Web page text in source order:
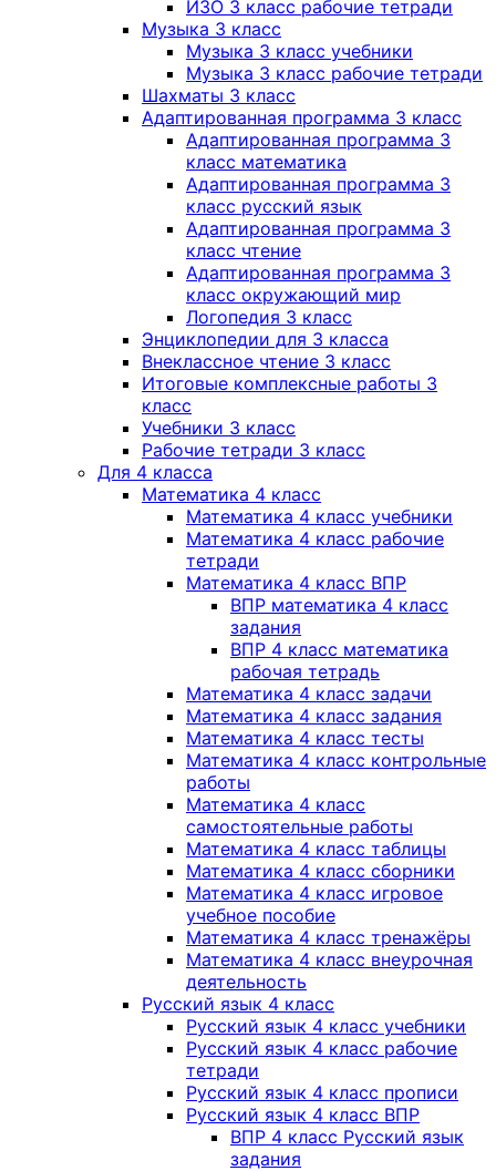
ИЗО 3 класс рабочие тетради
Музыка 3 класс
Музыка 3 класс учебники
Музыка 3 класс рабочие тетради
Шахматы 3 класс
Адаптированная программа 3 класс
Адаптированная программа 3
класс математика
Адаптированная программа 3
класс русский язык
Адаптированная программа 3
класс чтение
Адаптированная программа 3
класс окружающий мир
Логопедия 3 класс
Энциклопедии для 3 класса
Внеклассное чтение 3 класс
Итоговые комплексные работы 3
класс
Учебники 3 класс
Рабочие тетради 3 класс
Для 4 класса
Математика 4 класс
Математика 4 класс учебники
Математика 4 класс рабочие
тетради
Математика 4 класс ВПР
ВПР математика 4 класс
задания
ВПР 4 класс математика
рабочая тетрадь
Математика 4 класс задачи
Математика 4 класс задания
Математика 4 класс тесты
Математика 4 класс контрольные
работы
Математика 4 класс
самостоятельные работы
Математика 4 класс таблицы
Математика 4 класс сборники
Математика 4 класс игровое
учебное пособие
Математика 4 класс тренажёры
Математика 4 класс внеурочная
деятельность
Русский язык 4 класс
Русский язык 4 класс учебники
Русский язык 4 класс рабочие
тетради
Русский язык 4 класс прописи
Русский язык 4 класс ВПР
ВПР 4 класс Русский язык
задания